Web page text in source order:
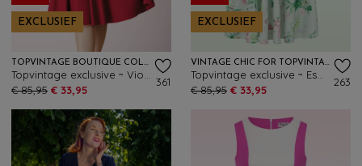
EXCLUSIEF
TOPVINTAGE BOUTIQUE COLLECTION
€ 85,95 € 33,95
361
EXCLUSIEF
VINTAGE CHIC FOR TOPVINTAGE
€ 85,95 € 33,95
263